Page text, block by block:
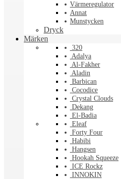
Värmeregulator
Annat
Munstycken
Dryck
Märken
320
Adalya
Al-Fakher
Aladin
Barbican
Cocodice
Crystal Clouds
Dekang
El-Badia
Eleaf
Forty Four
Habibi
Hangsen
Hookah Squeeze
ICE Rockz
INNOKIN